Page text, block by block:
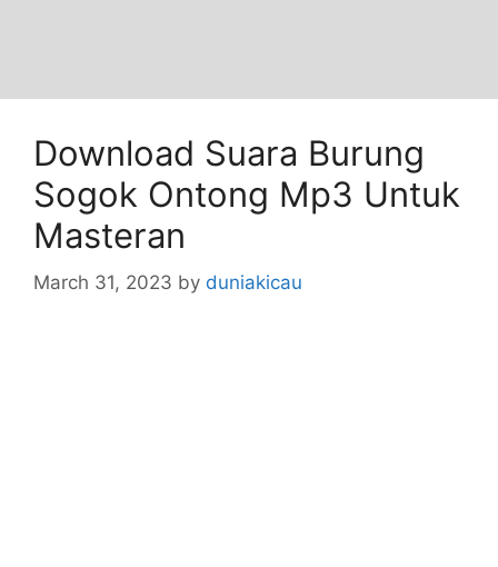
Download Suara Burung
Sogok Ontong Mp3 Untuk
Masteran
March 31, 2023 by duniakicau